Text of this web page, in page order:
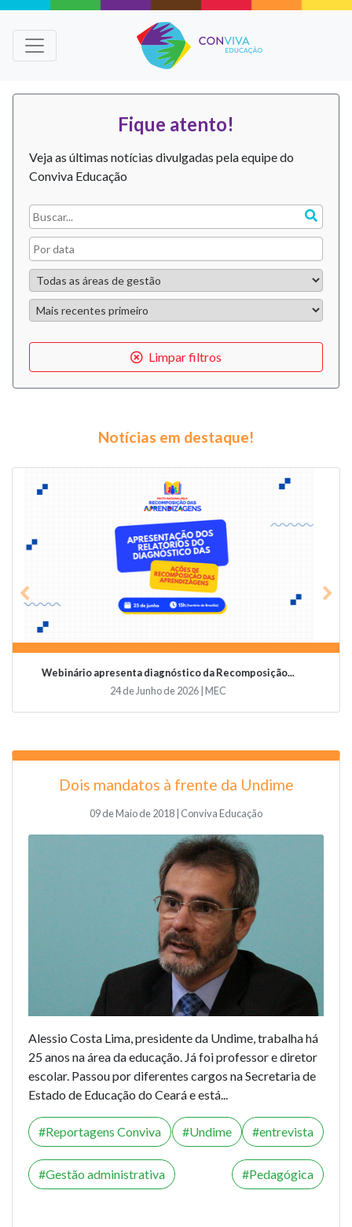
Fique atento!
Veja as últimas notícias divulgadas pela equipe do
Conviva Educação
Limpar filtros
Notícias em destaque!
Videoconferência vai abordar o papel da educaçã...
19 de Junho de 2026 | Undime
Previous
Dois mandatos à frente da Undime
09 de Maio de 2018 | Conviva Educação
Alessio Costa Lima, presidente da Undime, trabalha há
25 anos na área da educação. Já foi professor e diretor
escolar. Passou por diferentes cargos na Secretaria de
Estado de Educação do Ceará e está...
Reportagens Conviva Undime entrevista
Gestão administrativa Pedagógica